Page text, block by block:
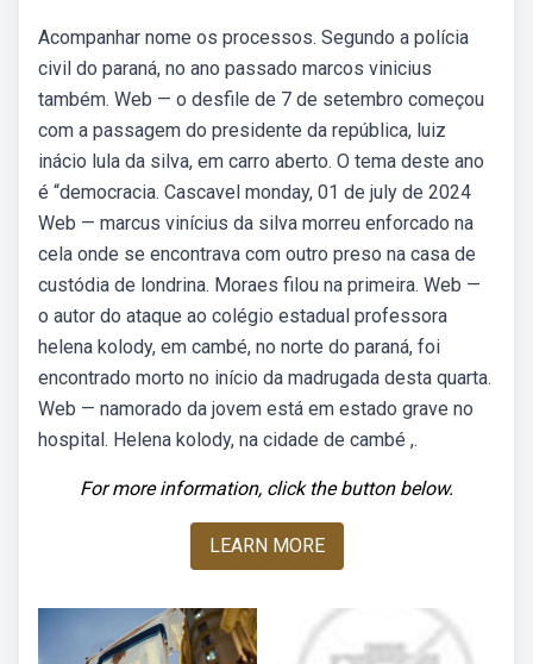
Acompanhar nome os processos. Segundo a polícia
civil do paraná, no ano passado marcos vinicius
também. Web — o desfile de 7 de setembro começou
com a passagem do presidente da república, luiz
inácio lula da silva, em carro aberto. O tema deste ano
é “democracia. Cascavel monday, 01 de july de 2024
Web — marcus vinícius da silva morreu enforcado na
cela onde se encontrava com outro preso na casa de
custódia de londrina. Moraes filou na primeira. Web —
o autor do ataque ao colégio estadual professora
helena kolody, em cambé, no norte do paraná, foi
encontrado morto no início da madrugada desta quarta.
Web — namorado da jovem está em estado grave no
hospital. Helena kolody, na cidade de cambé ,.
For more information, click the button below.
LEARN MORE